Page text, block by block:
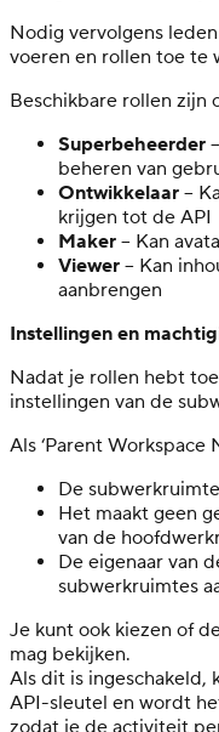
Nodig vervolgens
voeren en rollen toe te
Beschikbare rollen zijn
Superbeheerder
beheren van
Ontwikkelaar –
krijgen tot de API
Maker – Kan
Viewer – Kan
aanbrengen
Instellingen en
Nadat je rollen hebt
instellingen van de
Als ‘Parent Workspace
De
Het maakt geen
van de
De eigenaar van
subwerkruimtes
Je kunt ook kiezen of
mag bekijken.
Als dit is ingeschakeld,
API-sleutel en wordt
zodat je de activiteit